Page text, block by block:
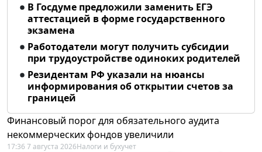
В Госдуме предложили заменить ЕГЭ
аттестацией в форме государственного
экзамена
Работодатели могут получить субсидии
при трудоустройстве одиноких родителей
Резидентам РФ указали на нюансы
информирования об открытии счетов за
границей
Финансовый порог для обязательного аудита
некоммерческих фондов увеличили
17:36 7 августа 2026Налоги и бухучет